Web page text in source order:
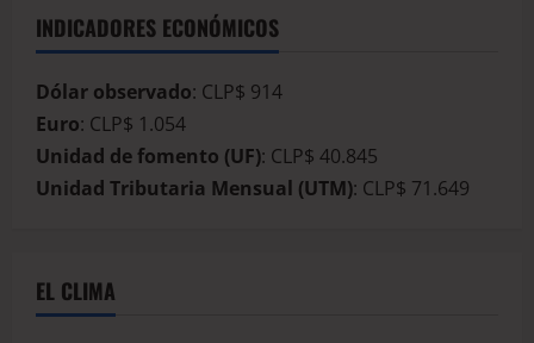
INDICADORES ECONÓMICOS
Dólar observado: CLP$ 914
Euro: CLP$ 1.054
Unidad de fomento (UF): CLP$ 40.845
Unidad Tributaria Mensual (UTM): CLP$ 71.649
EL CLIMA